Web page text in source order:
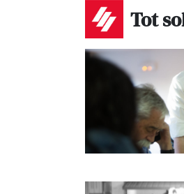
Tot